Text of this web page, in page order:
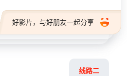
好影片，与好朋友一起分享
线路二